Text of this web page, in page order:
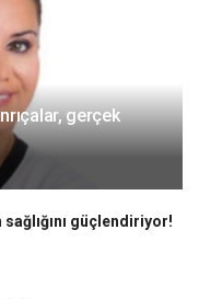
gerçek
sağlığını güçlendiriyor!